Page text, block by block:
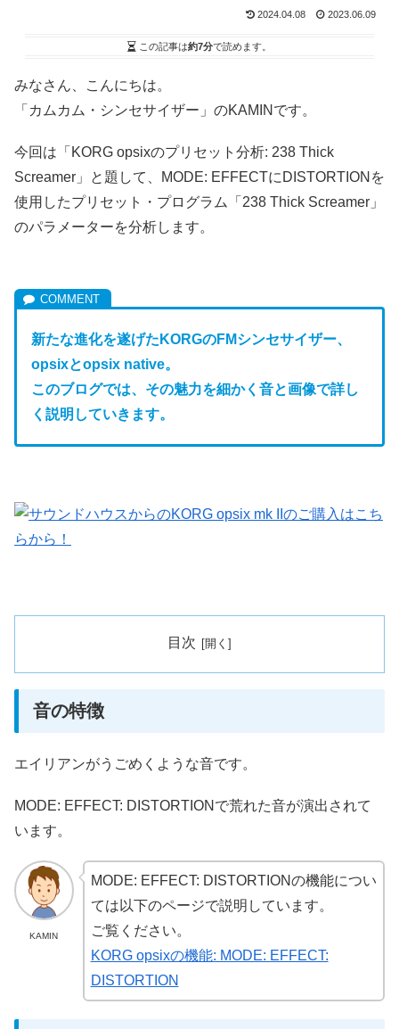
2024.04.08 2023.06.09
この記事は約7分で読めます。
みなさん、こんにちは。
「カムカム・シンセサイザー」のKAMINです。
今回は「KORG opsixのプリセット分析: 238 Thick
Screamer」と題して、MODE: EFFECTにDISTORTIONを
使用したプリセット・プログラム「238 Thick Screamer」
のパラメーターを分析します。
新たな進化を遂げたKORGのFMシンセサイザー、
opsixとopsix native。
このブログでは、その魅力を細かく音と画像で詳し
く説明していきます。
目次
音の特徴
エイリアンがうごめくような音です。
MODE: EFFECT: DISTORTIONで荒れた音が演出されて
います。
KAMIN
MODE: EFFECT: DISTORTIONの機能につい
ては以下のページで説明しています。
ご覧ください。
KORG opsixの機能: MODE: EFFECT:
DISTORTION